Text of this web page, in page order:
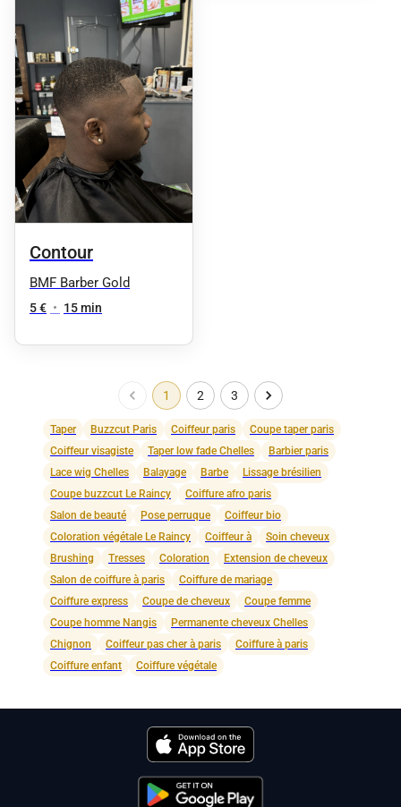
Contour
BMF Barber Gold
5 € • 15 min
1 2 3
Taper Buzzcut Paris Coiffeur paris
Coupe taper paris
Coiffeur visagiste
Taper low fade Chelles
Barbier paris
Lace wig Chelles
Balayage Barbe
Lissage brésilien
Coupe buzzcut Le Raincy
Coiffure afro paris
Salon de beauté
Pose perruque
Coiffeur bio
Coloration végétale Le Raincy
Coiffeur à
Soin cheveux
Brushing
Tresses Coloration
Extension de cheveux
Salon de coiffure à paris
Coiffure de mariage
Coiffure express
Coupe de cheveux
Coupe femme
Coupe homme Nangis
Permanente cheveux Chelles
Chignon
Coiffeur pas cher à paris
Coiffure à paris
Coiffure enfant
Coiffure végétale